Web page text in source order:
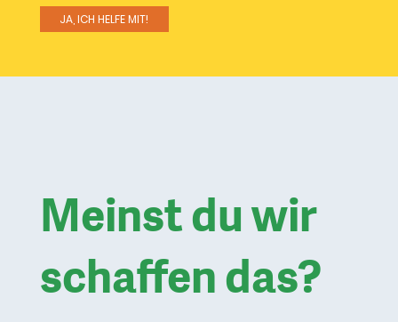
JA, ICH HELFE MIT!
Meinst du wir
schaffen das?